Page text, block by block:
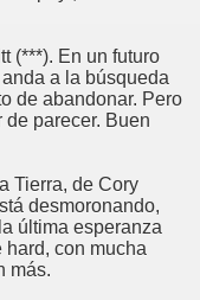
(***). En un futuro
a la búsqueda
de abandonar. Pero
parecer. Buen
Tierra, de Cory
desmoronando,
última esperanza
hard, con mucha
más.